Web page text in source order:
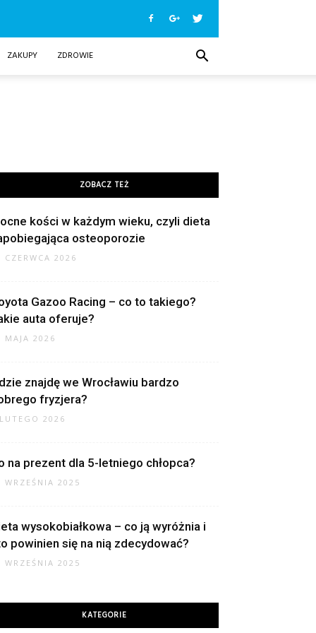
ZAKUPY ZDROWIE
ZOBACZ TEŻ
kości w każdym wieku, czyli dieta
osteoporozie
CZERWCA 2026
Gazoo Racing – co to takiego?
auta oferuje?
MAJA 2026
znajdę we Wrocławiu bardzo
fryzjera?
2026
na prezent dla 5-letniego chłopca?
WRZEŚNIA 2025
wysokobiałkowa – co ją wyróżnia i
powinien się na nią zdecydować?
WRZEŚNIA 2025
KATEGORIE